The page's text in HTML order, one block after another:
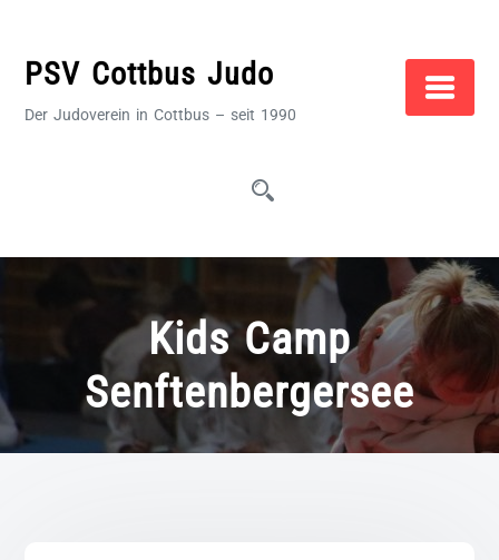
springenPSV Cottbus Judo
Der Judoverein in Cottbus – seit 1990
Kids Camp
Senftenbergersee